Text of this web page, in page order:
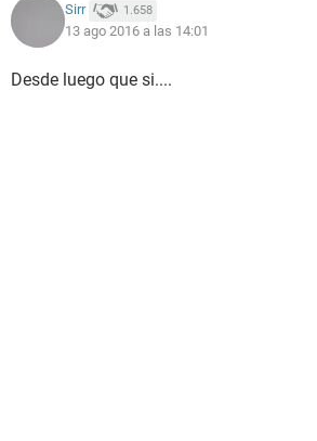
Sirr 1.658
13 ago 2016 a las 14:01
Desde luego que si....